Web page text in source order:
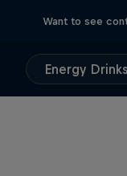
Want to see
Energy Drinks